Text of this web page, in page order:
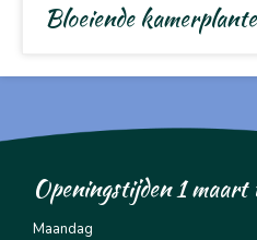
Bloeiende
Openingstijden 1
Maandag